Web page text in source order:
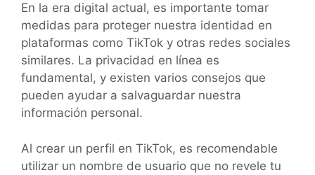
En la era digital actual, es importante tomar
medidas para proteger nuestra identidad en
plataformas como TikTok y otras redes sociales
similares. La privacidad en línea es
fundamental, y existen varios consejos que
pueden ayudar a salvaguardar nuestra
información personal.
Al crear un perfil en TikTok, es recomendable
utilizar un nombre de usuario que no revele tu